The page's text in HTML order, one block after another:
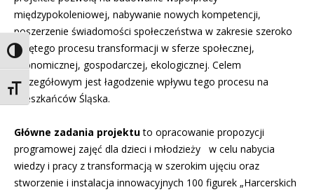
Toggle High Contrast
Toggle Font size
międzypokoleniowej, nabywanie nowych kompetencji,
poszerzenie świadomości społeczeństwa w zakresie szeroko
pojętego procesu transformacji w sferze społecznej,
ekonomicznej, gospodarczej, ekologicznej. Celem
szczegółowym jest łagodzenie wpływu tego procesu na
mieszkańców Śląska.
Główne zadania projektuto opracowanie propozycji
programowej zajęć dla dzieci i młodzieży w celu nabycia
wiedzy i pracy z transformacją w szerokim ujęciu oraz
stworzenie i instalacja innowacyjnych 100 figurek „Harcerskich